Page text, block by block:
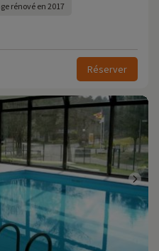
rénové en 2017
Réserver